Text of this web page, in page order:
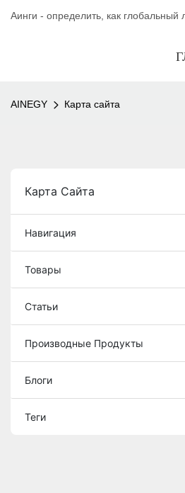
Аинги - определить, как глобальный
AINEGY Карта сайта
Карта Сайта
Навигация
Товары
Статьи
Производные Продукты
Блоги
Теги